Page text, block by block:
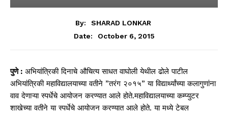
By:
SHARAD LONKAR
Date:
October 6, 2015
पुणे : अभियांत्रिकी दिनाचे औचित्य साधत वाघोली येथील ढोले पाटील
अभियांत्रिकी महाविद्यालयाच्या वतीने ”तरंग २०१५” या विद्यार्थ्यांच्या कलागुणांना
वाव देणाऱ्या स्पर्धेचे आयोजन करण्यात आले होते.महाविद्यालयाच्या कम्प्युटर
शाखेच्या वतीने या स्पर्धेचे आयोजन करण्यात आले होते. या मध्ये टेबल